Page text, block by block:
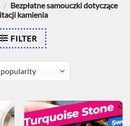
/ Bezpłatne samouczki dotyczące
kamienia
FILTER